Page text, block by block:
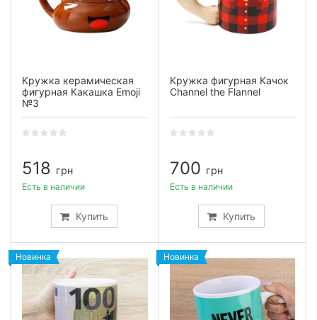
Кружка керамическая
фигурная Какашка Emoji
№3
518 грн
Купить
Есть в наличии
Кружка фигурная Качок
Channel the Flannel
700 грн
Купить
Есть в наличии
Новинка Новинка